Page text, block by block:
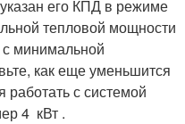
его КПД в режиме
тепловой мощности
минимальной
как еще уменьшится
работать с системой
4 кВт .